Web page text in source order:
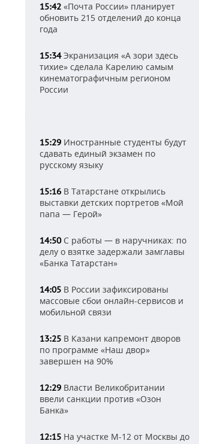
15:42 «Почта России» планирует
обновить 215 отделений до конца
года
15:34Экранизация «А зори здесь
тихие» сделала Карелию самым
кинематографичным регионом
России
15:29 Иностранные студенты будут
сдавать единый экзамен по
русскому языку
15:16 В Татарстане открылись
выставки детских портретов «Мой
папа — Герой»
14:50С работы — в наручниках: по
делу о взятке задержали замглавы
«Банка Татарстан»
14:05 В России зафиксированы
массовые сбои онлайн-сервисов и
мобильной связи
13:25 В Казани капремонт дворов
по программе «Наш двор»
завершен на 90%
12:29 Власти Великобритании
ввели санкции против «Озон
Банка»
12:15 На участке М-12 от Москвы до